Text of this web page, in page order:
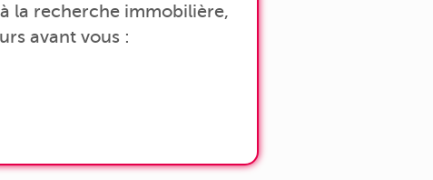
la recherche immobilière,
avant vous :